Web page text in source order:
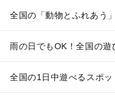
全国の「動物とふれあう
雨の日でもOK！全国の遊
全国の1日中遊べるスポッ